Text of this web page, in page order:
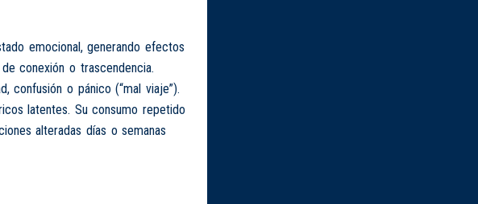
emocional, generando efectos
conexión o trascendencia.
confusión o pánico (“mal viaje”).
latentes. Su consumo repetido
alteradas días o semanas